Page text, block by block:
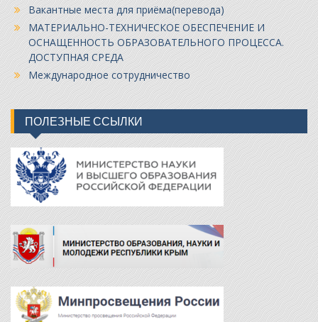
Вакантные места для приёма(перевода)
МАТЕРИАЛЬНО-ТЕХНИЧЕСКОЕ ОБЕСПЕЧЕНИЕ И
ОСНАЩЕННОСТЬ ОБРАЗОВАТЕЛЬНОГО ПРОЦЕССА.
ДОСТУПНАЯ СРЕДА
Международное сотрудничество
ПОЛЕЗНЫЕ ССЫЛКИ